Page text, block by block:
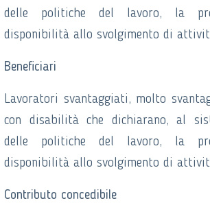
delle politiche del lavoro, la
disponibilità allo svolgimento di
Beneficiari
Lavoratori svantaggiati, molto
con disabilità che dichiarano, al
delle politiche del lavoro, la
disponibilità allo svolgimento di
Contributo concedibile